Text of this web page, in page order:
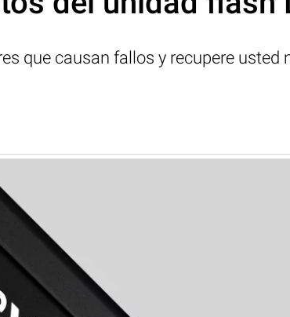
que causan fallos y recupere